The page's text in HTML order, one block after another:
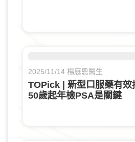
2025/11/14 楊庭恩醫生
TOPick | 新型口服藥有
50歲起年檢PSA是關鍵